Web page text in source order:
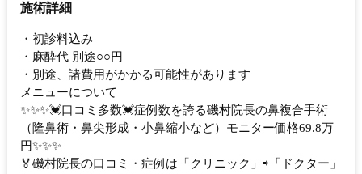
施術詳細
・初診料込み
・麻酔代 別途○○円
・別途、諸費用がかかる可能性があります
メニューについて
✨✨✨💓口コミ多数💓症例数を誇る磯村院長の鼻複合手術
（隆鼻術・鼻尖形成・小鼻縮小など）モニター価格69.8万
円✨✨✨
🏅磯村院長の口コミ・症例は「クリニック」⇨「ドクター」